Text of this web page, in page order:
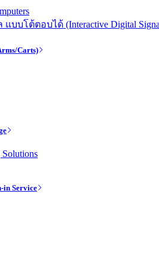
บโต้ตอบได้ (Interactive Digital
Carts)
in Service